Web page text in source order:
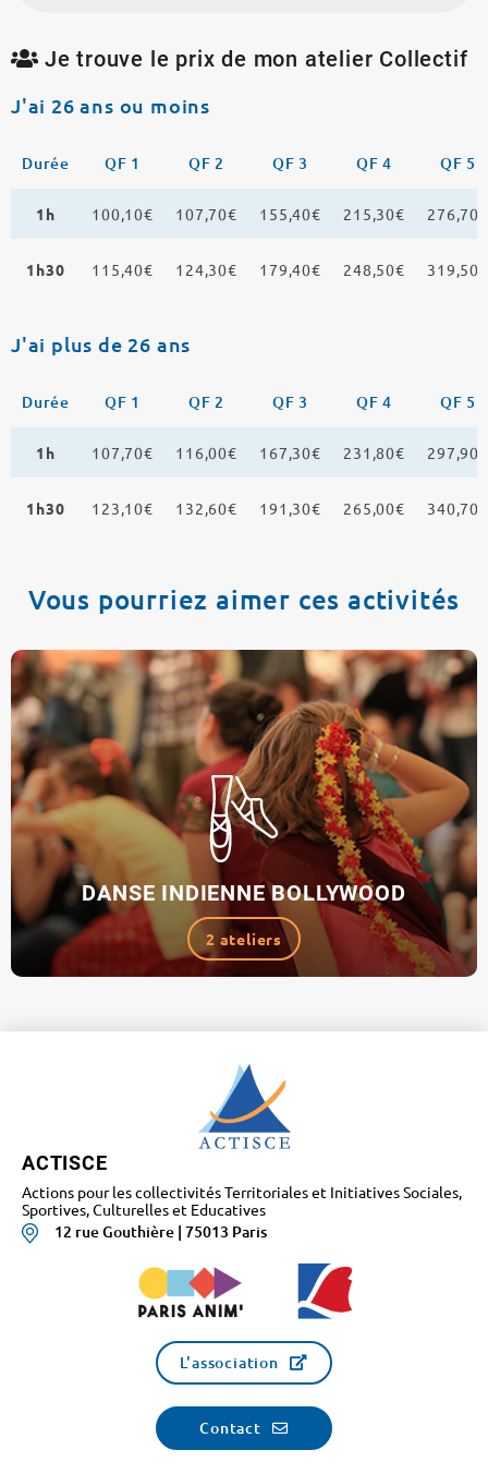
Je trouve le prix de mon atelier Collectif
J'ai 26 ans ou moins
Durée QF 1 QF 2 QF 3 QF 4 QF 5
1h 100,10€ 107,70€ 155,40€ 215,30€ 276,70€
1h30 115,40€ 124,30€ 179,40€ 248,50€ 319,50€
J'ai plus de 26 ans
Durée QF 1 QF 2 QF 3 QF 4 QF 5
1h 107,70€ 116,00€ 167,30€ 231,80€ 297,90€
1h30 123,10€ 132,60€ 191,30€ 265,00€ 340,70€
Vous pourriez aimer ces activités
DANSE INDIENNE BOLLYWOOD
2 ateliers
ACTISCE
Actions pour les collectivités Territoriales et Initiatives Sociales,
Sportives, Culturelles et Educatives
12 rue Gouthière | 75013 Paris
L'association
Contact